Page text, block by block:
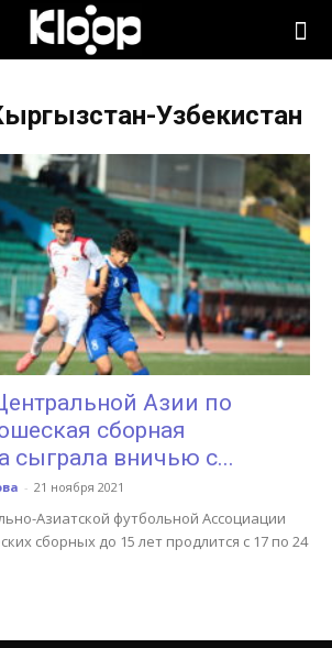
Узбекистан
Азии по
сборная
сыграла вничью с...
- 21 ноября 2021
Азиатской футбольной Ассоциации
сборных до 15 лет продлится с 17 по 24